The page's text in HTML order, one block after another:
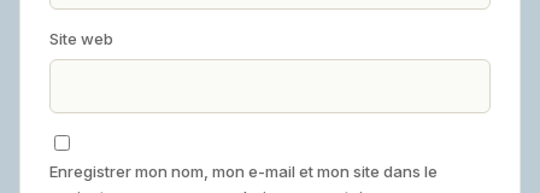
Site web
Enregistrer mon nom, mon e-mail et mon site dans le